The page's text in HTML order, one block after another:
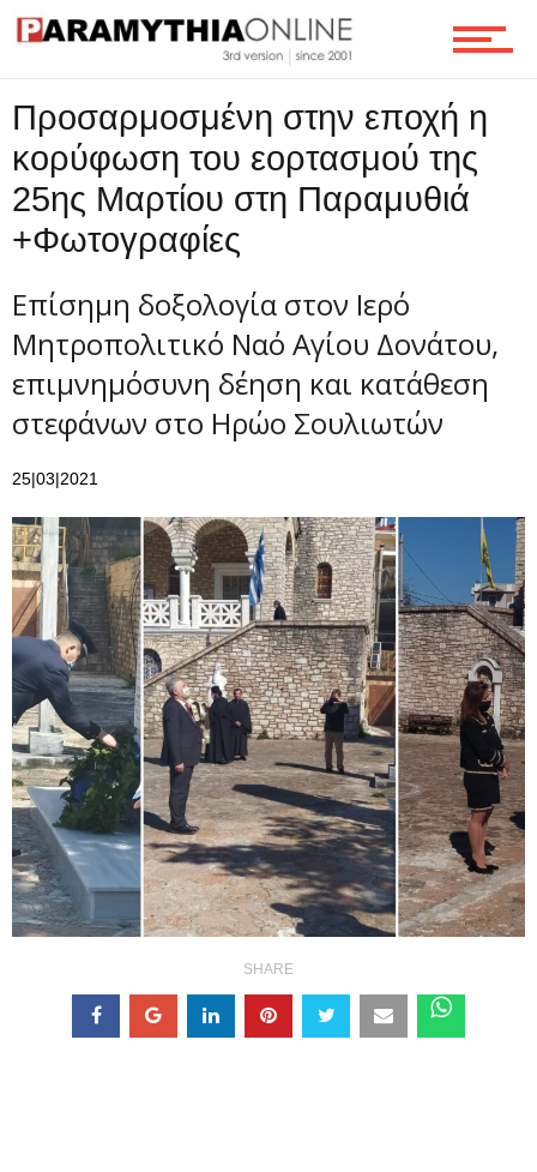
Προσαρμοσμένη στην εποχή η
κορύφωση του εορτασμού της
25ης Μαρτίου στη Παραμυθιά
+Φωτογραφίες
Επίσημη δοξολογία στον Ιερό
Μητροπολιτικό Ναό Αγίου Δονάτου,
επιμνημόσυνη δέηση και κατάθεση
στεφάνων στο Ηρώο Σουλιωτών
25|03|2021
SHARE